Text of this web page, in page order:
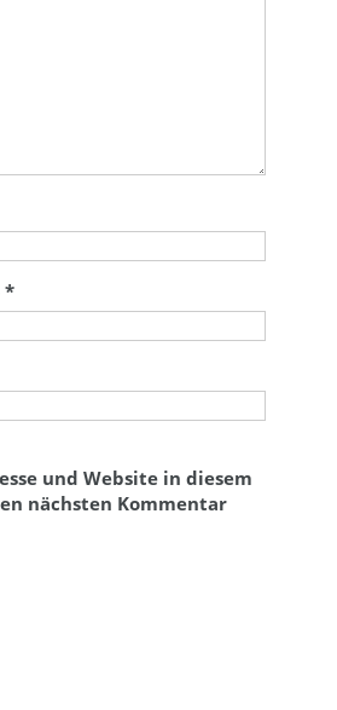
*
und Website in diesem
nächsten Kommentar